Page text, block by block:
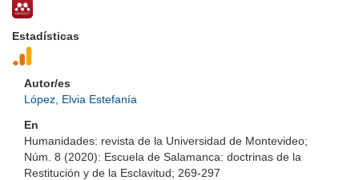
Estadísticas
Autor/es
López, Elvia Estefanía
En
Humanidades: revista de la Universidad de Montevideo;
Núm. 8 (2020): Escuela de Salamanca: doctrinas de la
Restitución y de la Esclavitud; 269-297